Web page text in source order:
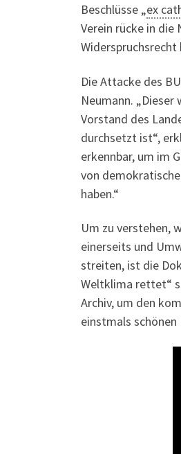
Beschlüsse „ex
Verein rücke in die
Widerspruchsrecht
Die Attacke des
Neumann.
Vorstand des
durchsetzt ist“,
erkennbar, um im
von
haben.“
Um zu verstehen,
einerseits und
streiten, ist die
Weltklima rettet“
Archiv, um den
einstmals schönen